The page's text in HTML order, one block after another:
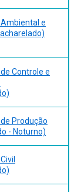
e
Controle e
Produção
- Noturno)